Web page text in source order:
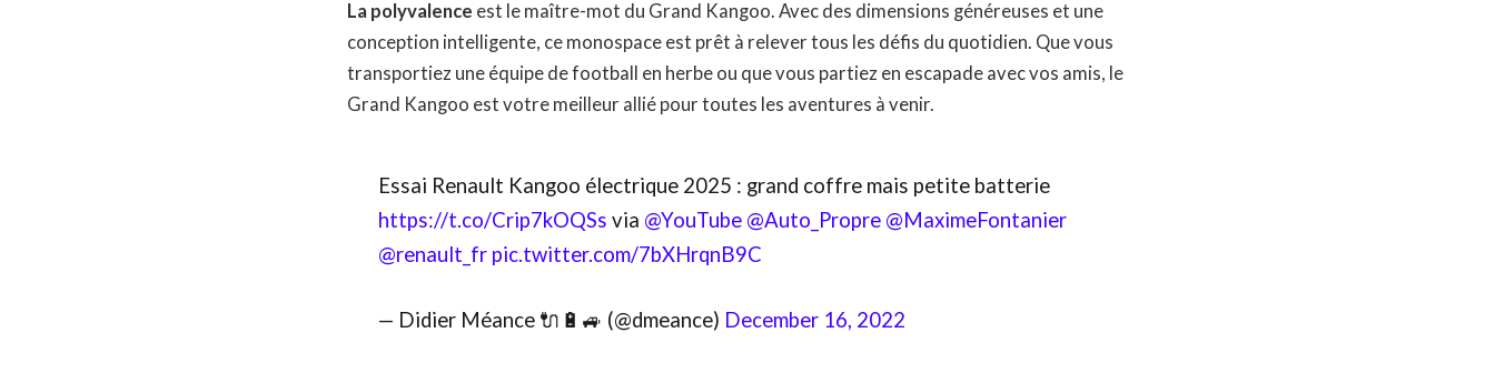
La polyvalence est le maître-mot du Grand Kangoo. Avec des dimensions généreuses et une
conception intelligente, ce monospace est prêt à relever tous les défis du quotidien. Que vous
transportiez une équipe de football en herbe ou que vous partiez en escapade avec vos amis, le
Grand Kangoo est votre meilleur allié pour toutes les aventures à venir.
Essai Renault Kangoo électrique 2025 : grand coffre mais petite batterie
https://t.co/Crip7kOQSs via @YouTube @Auto_Propre @MaximeFontanier
@renault_fr pic.twitter.com/7bXHrqnB9C
— Didier Méance 🔌🔋🚙 (@dmeance) December 16, 2022